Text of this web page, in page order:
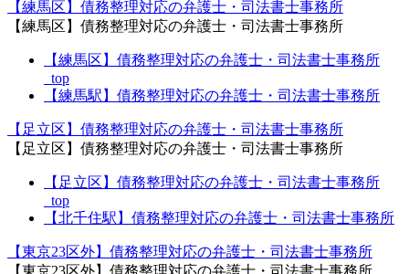
【練馬区】債務整理対応の弁護士・司法書士事務所
【練馬区】債務整理対応の弁護士・司法書士事務所
【練馬区】債務整理対応の弁護士・司法書士事務所
_top
【練馬駅】債務整理対応の弁護士・司法書士事務所
【足立区】債務整理対応の弁護士・司法書士事務所
【足立区】債務整理対応の弁護士・司法書士事務所
【足立区】債務整理対応の弁護士・司法書士事務所
_top
【北千住駅】債務整理対応の弁護士・司法書士事務所
【東京23区外】債務整理対応の弁護士・司法書士事務所